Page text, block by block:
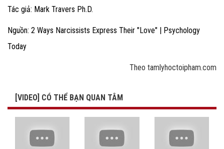
Tác giả: Mark Travers Ph.D.
Nguồn: 2 Ways Narcissists Express Their "Love" | Psychology
Today
Theo tamlyhoctoipham.com
[VIDEO] CÓ THỂ BẠN QUAN TÂM